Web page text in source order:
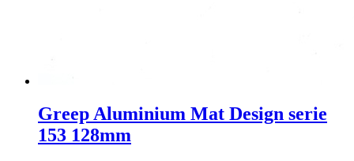
Greep Aluminium Mat Design serie
153 128mm